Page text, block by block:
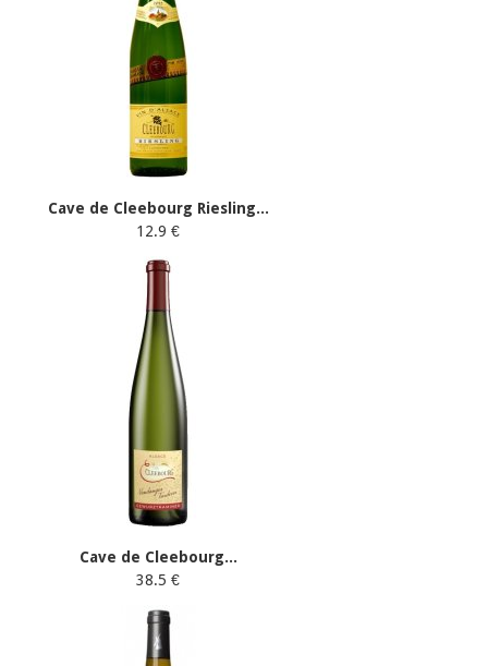
Cave de Cleebourg Riesling...
12.9 €
Cave de Cleebourg...
38.5 €